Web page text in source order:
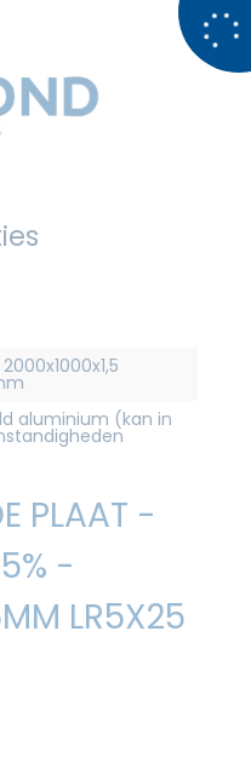
aluminium (kan in
PLAAT -
-
LR5X25